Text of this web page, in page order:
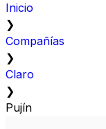
Inicio
❯
Compañías
❯
Claro
❯
Pujín